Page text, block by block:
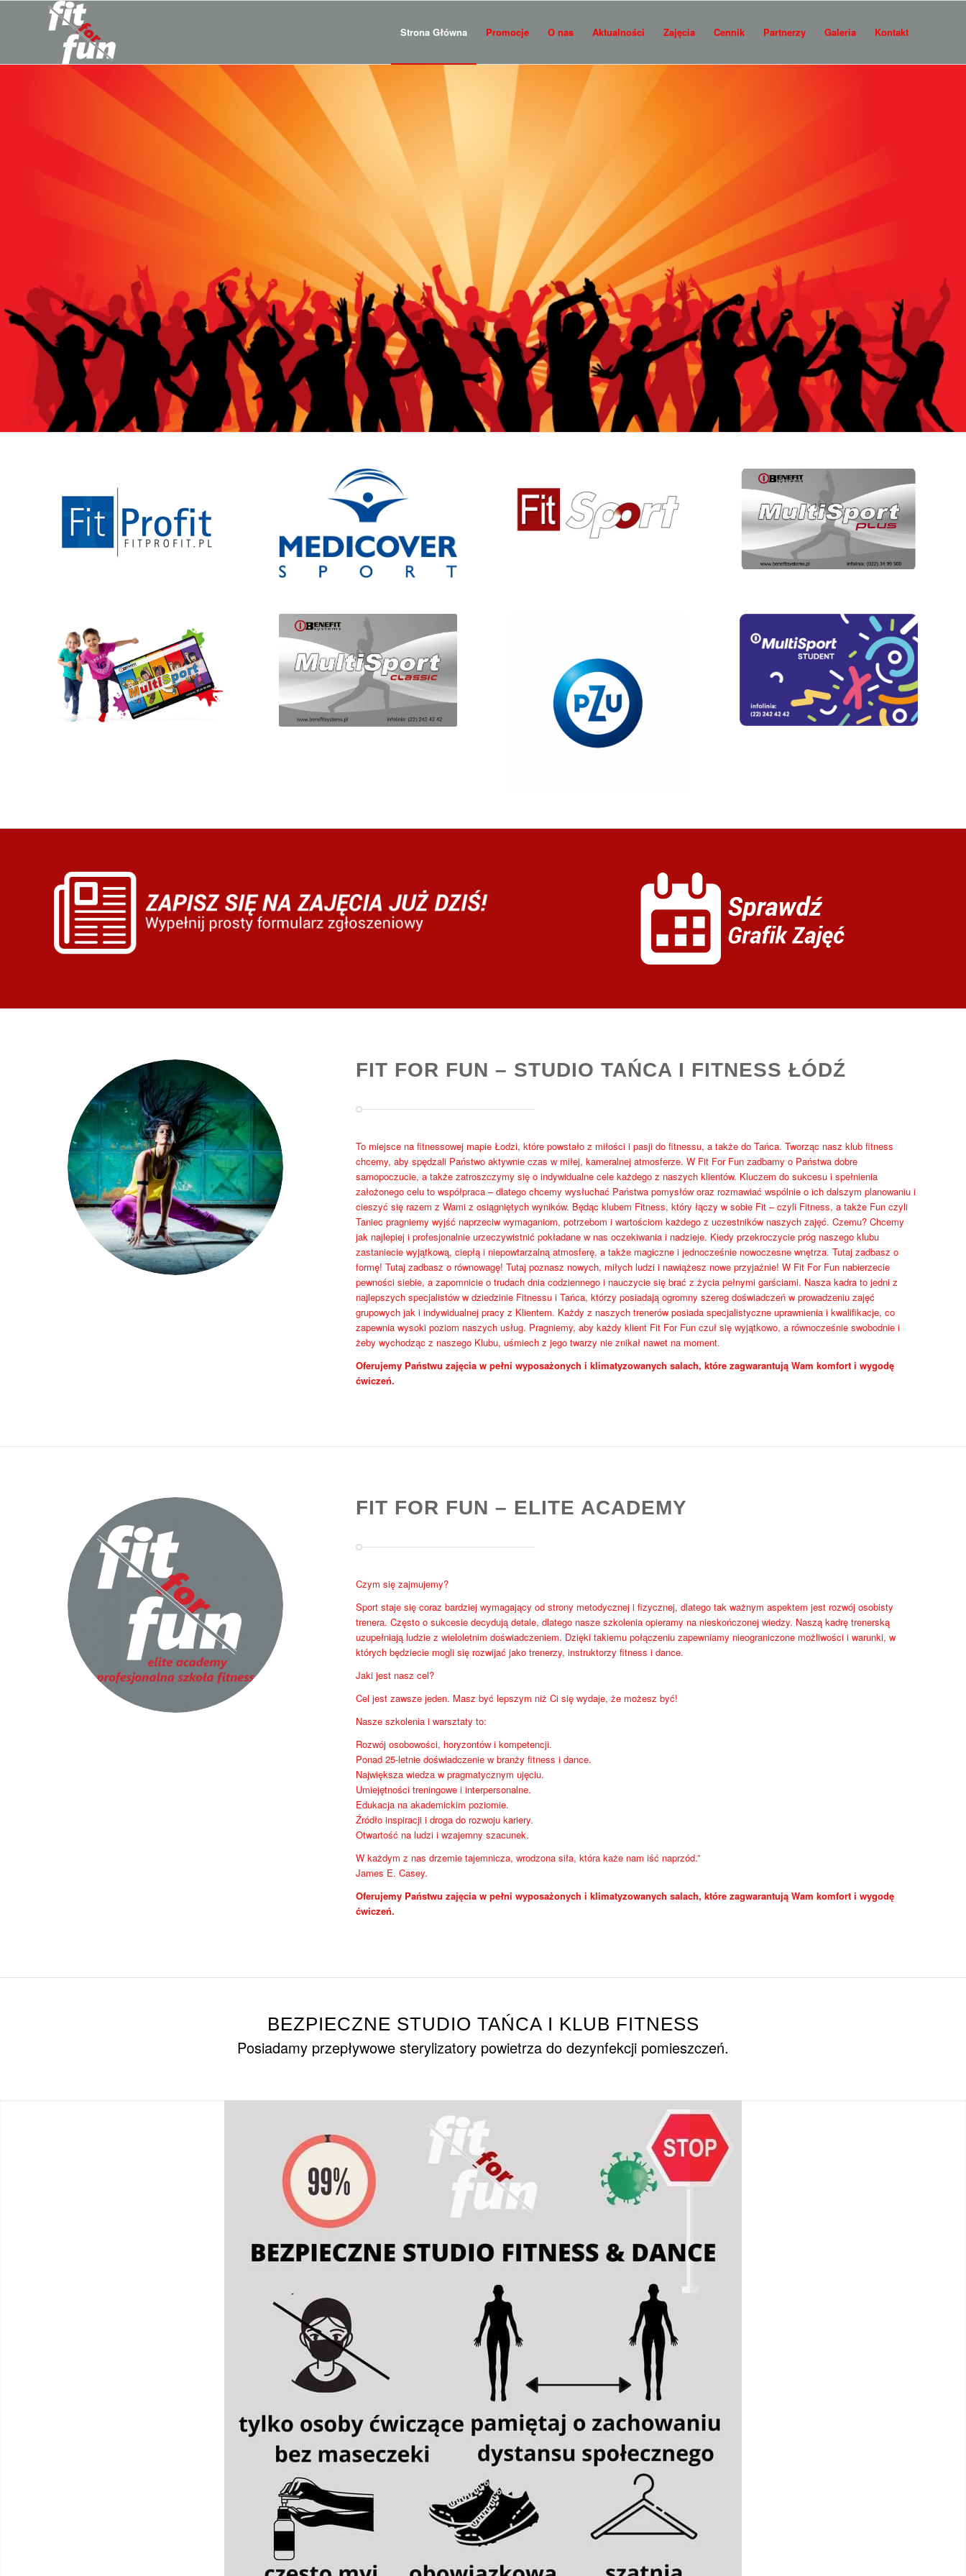
Strona Główna Promocje O nas Aktualności Zajęcia Cennik Partnerzy Galeria Kontakt
FIT FOR FUN – STUDIO TAŃCA I FITNESS ŁÓDŹ
To miejsce na fitnessowej mapie Łodzi, które powstało z miłości i pasji do fitnessu, a także do Tańca. Tworząc nasz klub fitness
chcemy, aby spędzali Państwo aktywnie czas w miłej, kameralnej atmosferze. W Fit For Fun zadbamy o Państwa dobre
samopoczucie, a także zatroszczymy się o indywidualne cele każdego z naszych klientów. Kluczem do sukcesu i spełnienia
założonego celu to współpraca – dlatego chcemy wysłuchać Państwa pomysłów oraz rozmawiać wspólnie o ich dalszym planowaniu i
cieszyć się razem z Wami z osiągniętych wyników. Będąc klubem Fitness, który łączy w sobie Fit – czyli Fitness, a także Fun czyli
Taniec pragniemy wyjść naprzeciw wymaganiom, potrzebom i wartościom każdego z uczestników naszych zajęć. Czemu? Chcemy
jak najlepiej i profesjonalnie urzeczywistnić pokładane w nas oczekiwania i nadzieje. Kiedy przekroczycie próg naszego klubu
zastaniecie wyjątkową, ciepłą i niepowtarzalną atmosferę, a także magiczne i jednocześnie nowoczesne wnętrza. Tutaj zadbasz o
formę! Tutaj zadbasz o równowagę! Tutaj poznasz nowych, miłych ludzi i nawiążesz nowe przyjaźnie! W Fit For Fun nabierzecie
pewności siebie, a zapomnicie o trudach dnia codziennego i nauczycie się brać z życia pełnymi garściami. Nasza kadra to jedni z
najlepszych specjalistów w dziedzinie Fitnessu i Tańca, którzy posiadają ogromny szereg doświadczeń w prowadzeniu zajęć
grupowych jak i indywidualnej pracy z Klientem. Każdy z naszych trenerów posiada specjalistyczne uprawnienia i kwalifikacje, co
zapewnia wysoki poziom naszych usług. Pragniemy, aby każdy klient Fit For Fun czuł się wyjątkowo, a równocześnie swobodnie i
żeby wychodząc z naszego Klubu, uśmiech z jego twarzy nie znikał nawet na moment.
Oferujemy Państwu zajęcia w pełni wyposażonych i klimatyzowanych salach, które zagwarantują Wam komfort i wygodę
ćwiczeń.
FIT FOR FUN – ELITE ACADEMY
Czym się zajmujemy?
Sport staje się coraz bardziej wymagający od strony metodycznej i fizycznej, dlatego tak ważnym aspektem jest rozwój osobisty
trenera. Często o sukcesie decydują detale, dlatego nasze szkolenia opieramy na nieskończonej wiedzy. Naszą kadrę trenerską
uzupełniają ludzie z wieloletnim doświadczeniem. Dzięki takiemu połączeniu zapewniamy nieograniczone możliwości i warunki, w
których będziecie mogli się rozwijać jako trenerzy, instruktorzy fitness i dance.
Jaki jest nasz cel?
Cel jest zawsze jeden. Masz być lepszym niż Ci się wydaje, że możesz być!
Nasze szkolenia i warsztaty to:
Rozwój osobowości, horyzontów i kompetencji.
Ponad 25-letnie doświadczenie w branży fitness i dance.
Największa wiedza w pragmatycznym ujęciu.
Umiejętności treningowe i interpersonalne.
Edukacja na akademickim poziomie.
Źródło inspiracji i droga do rozwoju kariery.
Otwartość na ludzi i wzajemny szacunek.
W każdym z nas drzemie tajemnicza, wrodzona siła, która każe nam iść naprzód.”
James E. Casey.
Oferujemy Państwu zajęcia w pełni wyposażonych i klimatyzowanych salach, które zagwarantują Wam komfort i wygodę
ćwiczeń.
BEZPIECZNE STUDIO TAŃCA I KLUB FITNESS
Posiadamy przepływowe sterylizatory powietrza do dezynfekcji pomieszczeń.